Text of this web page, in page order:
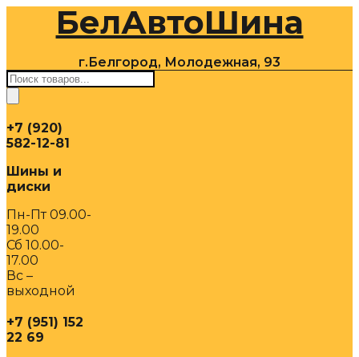
содержимомуБелАвтоШина
г.Белгород, Молодежная, 93
Поиск
товаров
+7 (920)
582-12-81
Шины и
диски
Пн-Пт 09.00-
19.00
Сб 10.00-
17.00
Вс –
выходной
+7 (951) 152
22 69